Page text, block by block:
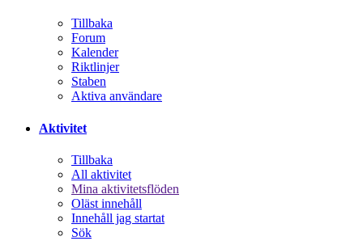
Tillbaka
Forum
Kalender
Riktlinjer
Staben
Aktiva användare
Aktivitet
Tillbaka
All aktivitet
Mina aktivitetsflöden
Oläst innehåll
Innehåll jag startat
Sök